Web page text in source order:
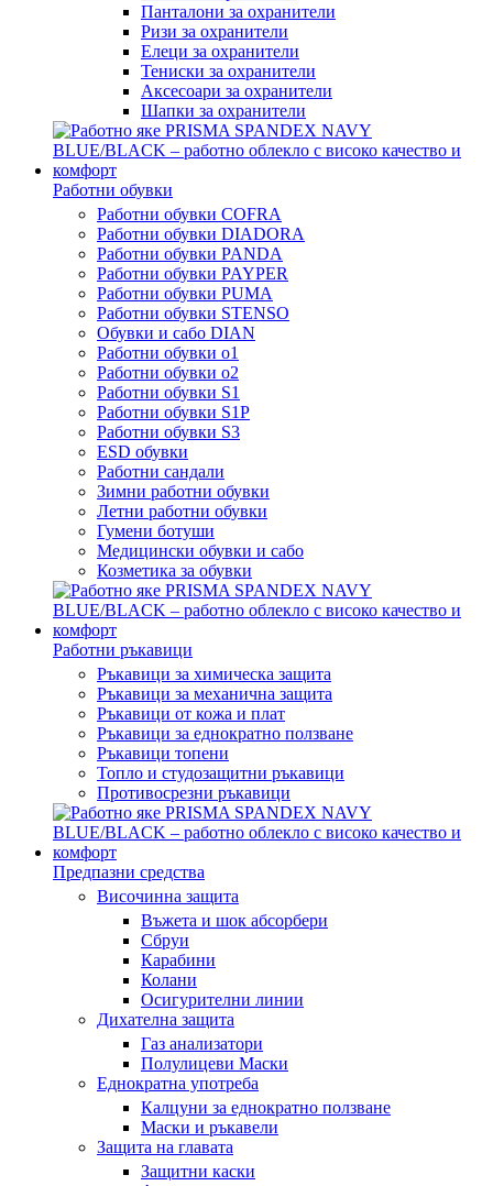
Панталони за охранители
Ризи за охранители
Елеци за охранители
Тениски за охранители
Аксесоари за охранители
Шапки за охранители
Работни обувки
Работни обувки COFRA
Работни обувки DIADORA
Работни обувки PANDA
Работни обувки PAYPER
Работни обувки PUMA
Работни обувки STENSO
Обувки и сабо DIAN
Работни обувки o1
Работни обувки o2
Работни обувки S1
Работни обувки S1P
Работни обувки S3
ESD обувки
Работни сандали
Зимни работни обувки
Летни работни обувки
Гумени ботуши
Медицински обувки и сабо
Козметика за обувки
Работни ръкавици
Ръкавици за химическа защита
Ръкавици за механична защита
Ръкавици от кожа и плат
Ръкавици за еднократно ползване
Ръкавици топени
Топло и студозащитни ръкавици
Противосрезни ръкавици
Предпазни средства
Височинна защита
Въжета и шок абсорбери
Сбруи
Карабини
Колани
Осигурителни линии
Дихателна защита
Газ анализатори
Полулицеви Маски
Еднократна употреба
Калцуни за еднократно ползване
Маски и ръкавели
Защита на главата
Защитни каски